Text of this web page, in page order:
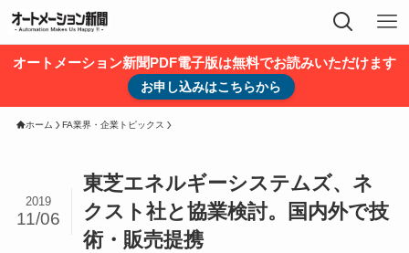
オートメーション新聞PDF電子版は無料でお読みいただけます
お申し込みはこちらから
ホーム FA業界・企業トピックス
東芝エネルギーシステムズ、ネ
クスト社と協業検討。国内外で技
術・販売提携
2019
11/06